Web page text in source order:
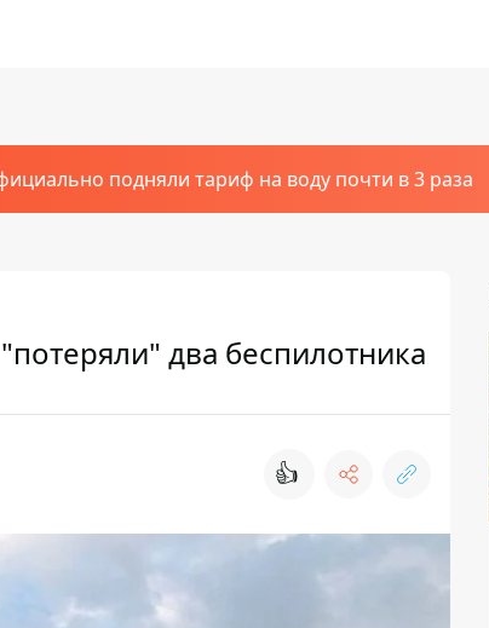
подняли тариф на воду почти в 3 раза
два беспилотника
👍